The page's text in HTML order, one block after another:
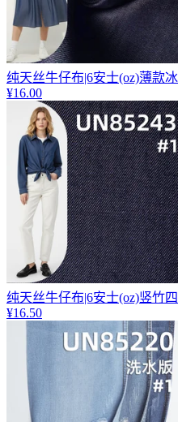
纯天丝牛仔布|6安士(oz)薄款
¥16.00
纯天丝牛仔布|6安士(oz)竖竹
¥16.50